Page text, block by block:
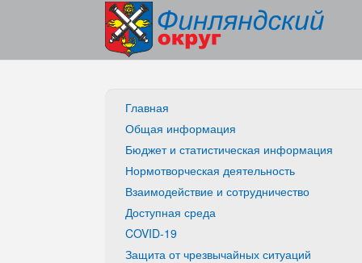
Главная
Общая информация
Бюджет и статистическая информация
Нормотворческая деятельность
Взаимодействие и сотрудничество
Доступная среда
COVID-19
Защита от чрезвычайных ситуаций